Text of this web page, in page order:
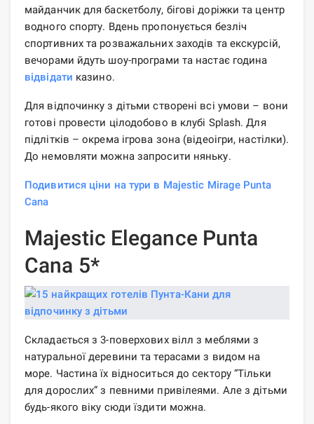
майданчик для баскетболу, бігові доріжки та центр
водного спорту. Вдень пропонується безліч
спортивних та розважальних заходів та екскурсій,
вечорами йдуть шоу-програми та настає година
відвідати казино.
Для відпочинку з дітьми створені всі умови – вони
готові провести цілодобово в клубі Splash. Для
підлітків – окрема ігрова зона (відеоігри, настілки).
До немовляти можна запросити няньку.
Подивитися ціни на тури в Majestic Mirage Punta
Cana
Majestic Elegance Punta
Cana 5*
Складається з 3-поверхових вілл з меблями з
натуральної деревини та терасами з видом на
море. Частина їх відноситься до сектору “Тільки
для дорослих” з певними привілеями. Але з дітьми
будь-якого віку сюди їздити можна.